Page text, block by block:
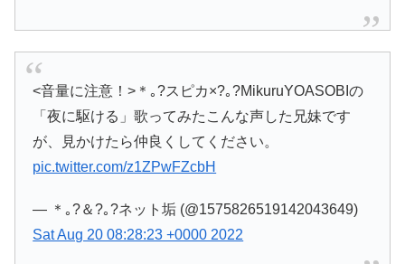
<音量に注意！>＊｡?スピカ×?｡?MikuruYOASOBIの
「夜に駆ける」歌ってみたこんな声した兄妹です
が、見かけたら仲良くしてください。
pic.twitter.com/z1ZPwFZcbH
— ＊｡?＆?｡?ネット垢 (@1575826519142043649)
Sat Aug 20 08:28:23 +0000 2022